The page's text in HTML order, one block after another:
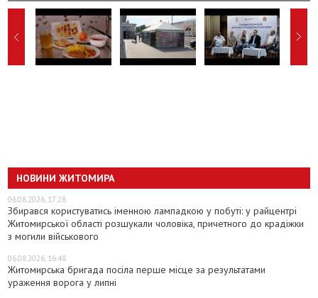
НОВИНИ ЖИТОМИРА
06.08.2026, 17:28
Збирався користуватись іменною лампадкою у побуті: у райцентрі
Житомирської області розшукали чоловіка, причетного до крадіжки
з могили військового
06.08.2026, 16:48
Житомирська бригада посіла перше місце за результатами
ураження ворога у липні